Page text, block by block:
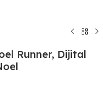
Runner, Dijital